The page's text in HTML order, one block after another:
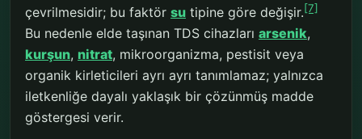
çevrilmesidir; bu faktör su tipine göre değişir.[7]
Bu nedenle elde taşınan TDS cihazları arsenik,
kurşun, nitrat, mikroorganizma, pestisit veya
organik kirleticileri ayrı ayrı tanımlamaz; yalnızca
iletkenliğe dayalı yaklaşık bir çözünmüş madde
göstergesi verir.